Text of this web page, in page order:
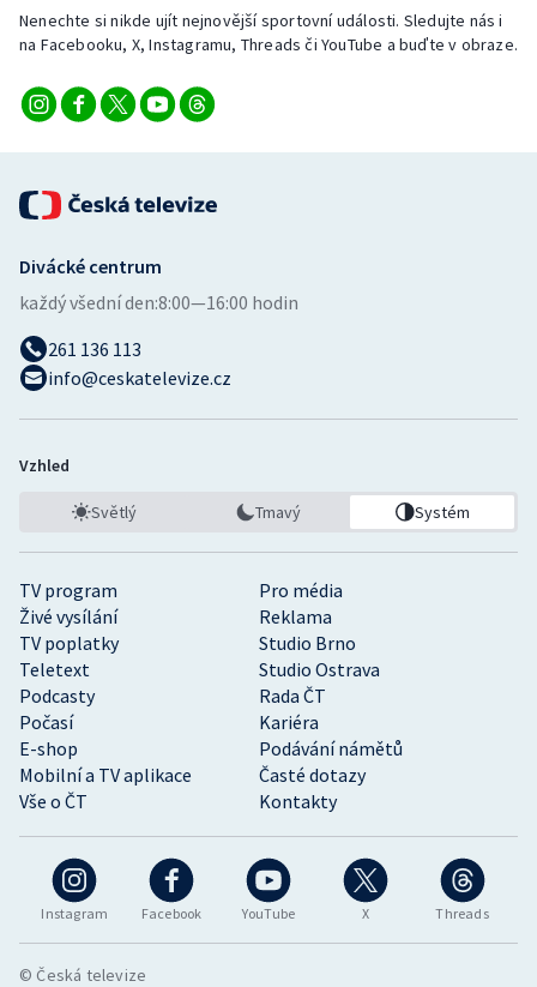
Veslování
Vodní slalom
Volejbal
Ostatní
Nenechte si nikde ujít nejnovější sportovní události. Sledujte nás i
na Facebooku, X, Instagramu, Threads či YouTube a buďte v obraze.
Instagram Facebook YouTube X Threads
TV program
Pro média
Živé vysílání
Reklama
TV poplatky
Studio Brno
Teletext
Studio Ostrava
Podcasty
Rada ČT
Počasí
Kariéra
E-shop
Podávání námětů
Mobilní a TV aplikace
Časté dotazy
Vše o ČT
Kontakty
Divácké centrum
každý všední den:8:00—16:00 hodin
261 136 113
info@ceskatelevize.cz
Vzhled
Světlý Tmavý Systém
© Česká televize